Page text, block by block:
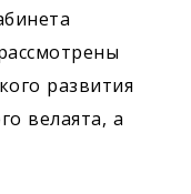
развития
велаята, а